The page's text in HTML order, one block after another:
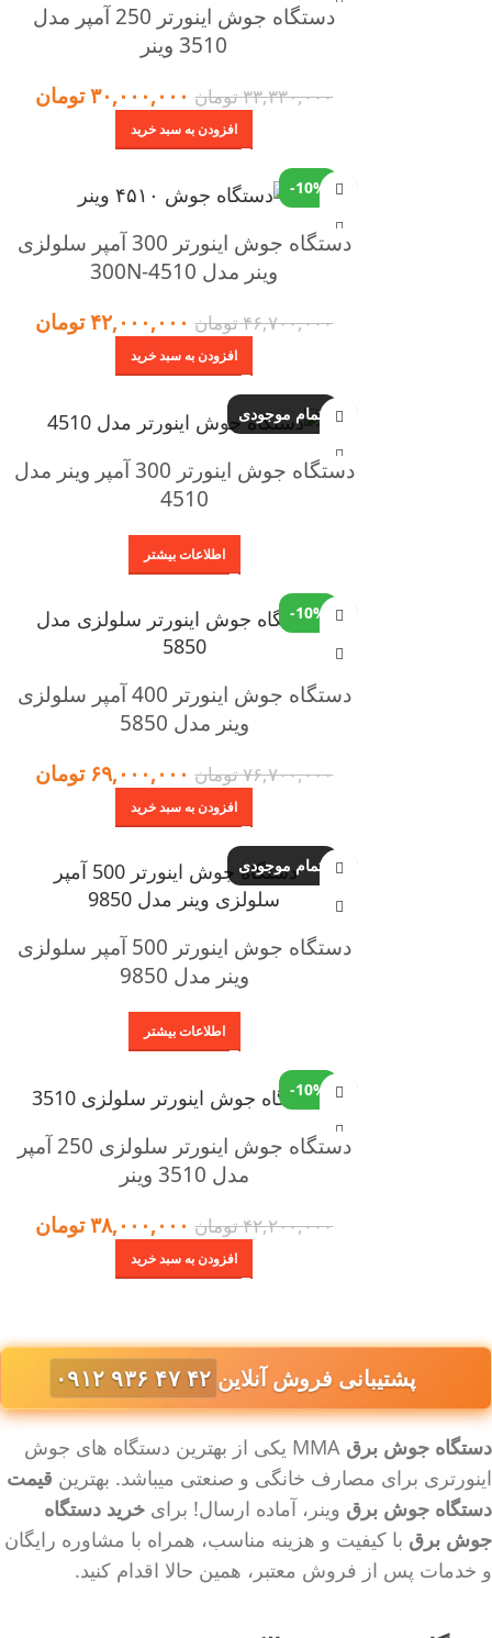
دستگاه جوش اینورتر 250 آمپر مدل
3510 وینر
۳۳,۳۳۰,۰۰۰تومان ۳۰,۰۰۰,۰۰۰تومان
افزودن به سبد خرید
-10%
دستگاه جوش اینورتر 300 آمپر سلولزی
وینر مدل 4510-300N
۴۶,۷۰۰,۰۰۰تومان ۴۲,۰۰۰,۰۰۰تومان
افزودن به سبد خرید
اتمام موجودی
دستگاه جوش اینورتر 300 آمپر وینر مدل
4510
اطلاعات بیشتر
-10%
دستگاه جوش اینورتر 400 آمپر سلولزی
وینر مدل 5850
۷۶,۷۰۰,۰۰۰تومان ۶۹,۰۰۰,۰۰۰ تومان
افزودن به سبد خرید
اتمام موجودی
دستگاه جوش اینورتر 500 آمپر سلولزی
وینر مدل 9850
اطلاعات بیشتر
-10%
دستگاه جوش اینورتر سلولزی 250 آمپر
مدل 3510 وینر
۴۲,۲۰۰,۰۰۰تومان ۳۸,۰۰۰,۰۰۰تومان
افزودن به سبد خرید
پشتیبانی فروش آنلاین ۰۹۱۲ ۹۳۶ ۴۷ ۴۲
دستگاه جوش برق
MMA یکی از بهترین دستگاه های جوش
اینورتری برای مصارف خانگی و صنعتی میباشد. بهترین قیمت
دستگاه جوش برق وینر، آماده ارسال! برای خرید دستگاه
جوش برق با کیفیت و هزینه مناسب، همراه با مشاوره رایگان
و خدمات پس از فروش معتبر، همین حالا اقدام کنید.